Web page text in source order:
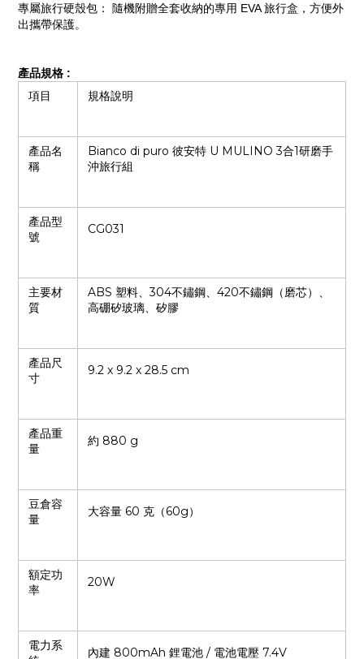
專屬旅行硬殼包： 隨機附贈全套收納的專用 EVA 旅行盒，方便外
出攜帶保護。
產品規格 :
項目 規格說明
產品名
稱
Bianco di puro 彼安特 U MULINO 3合1研磨手
沖旅行組
產品型
號
CG031
主要材
質
ABS 塑料、304不鏽鋼、420不鏽鋼（磨芯）、
高硼矽玻璃、矽膠
產品尺
寸
9.2 x 9.2 x 28.5 cm
產品重
量
約 880 g
豆倉容
量
大容量 60 克（60g）
額定功
率
20W
電力系
內建 800mAh 鋰電池 / 電池電壓 7.4V